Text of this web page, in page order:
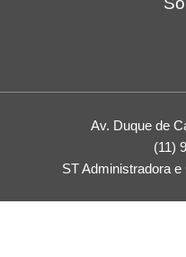
Av. Duque de
(11)
ST Administradora